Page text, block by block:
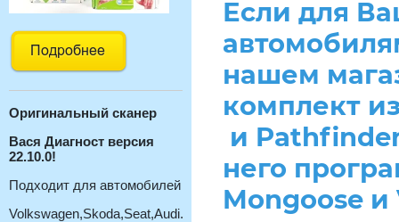
Оригинальный сканер
Вася Диагност версия
22.10.0!
Подходит для автомобилей
Volkswagen,Skoda,Seat,Audi.
Если для
нашем
комплект
и
него
Mongoose и